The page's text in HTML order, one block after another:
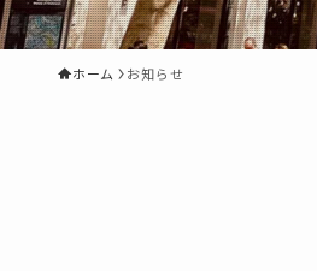
ホーム お知らせ